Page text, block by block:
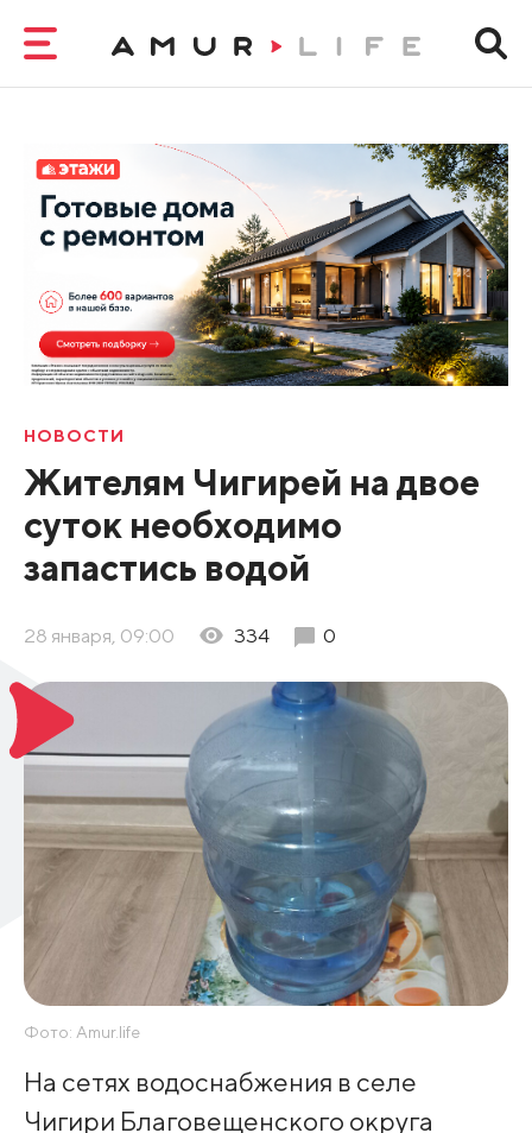
НОВОСТИ
Жителям Чигирей на двое
суток необходимо
запастись водой
28 января, 09:00 334 0
Фото: Amur.life
На сетях водоснабжения в селе
Чигири Благовещенского округа